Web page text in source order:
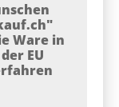
Ware in
EU